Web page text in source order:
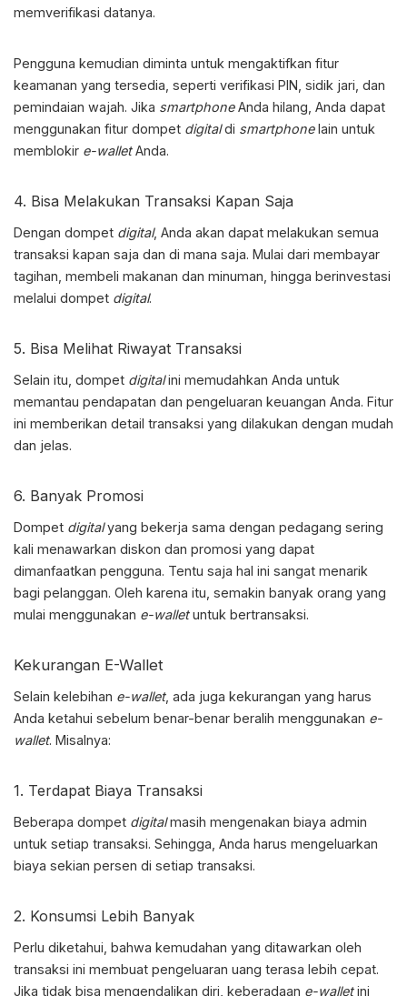
memverifikasi datanya.
Pengguna kemudian diminta untuk mengaktifkan fitur
keamanan yang tersedia, seperti verifikasi PIN, sidik jari, dan
pemindaian wajah. Jika smartphoneAnda hilang, Anda dapat
menggunakan fitur dompet digitaldi smartphonelain untuk
memblokir e-walletAnda.
4. Bisa Melakukan Transaksi Kapan Saja
Dengan dompet digital, Anda akan dapat melakukan semua
transaksi kapan saja dan di mana saja. Mulai dari membayar
tagihan, membeli makanan dan minuman, hingga berinvestasi
melalui dompet digital.
5. Bisa Melihat Riwayat Transaksi
Selain itu, dompet digitalini memudahkan Anda untuk
memantau pendapatan dan pengeluaran keuangan Anda. Fitur
ini memberikan detail transaksi yang dilakukan dengan mudah
dan jelas.
6. Banyak Promosi
Dompet digitalyang bekerja sama dengan pedagang sering
kali menawarkan diskon dan promosi yang dapat
dimanfaatkan pengguna. Tentu saja hal ini sangat menarik
bagi pelanggan. Oleh karena itu, semakin banyak orang yang
mulai menggunakan e-walletuntuk bertransaksi.
Kekurangan E-Wallet
Selain kelebihan e-wallet, ada juga kekurangan yang harus
Anda ketahui sebelum benar-benar beralih menggunakan e-
wallet. Misalnya:
1. Terdapat Biaya Transaksi
Beberapa dompet digitalmasih mengenakan biaya admin
untuk setiap transaksi. Sehingga, Anda harus mengeluarkan
biaya sekian persen di setiap transaksi.
2. Konsumsi Lebih Banyak
Perlu diketahui, bahwa kemudahan yang ditawarkan oleh
transaksi ini membuat pengeluaran uang terasa lebih cepat.
Jika tidak bisa mengendalikan diri, keberadaan e-walletini